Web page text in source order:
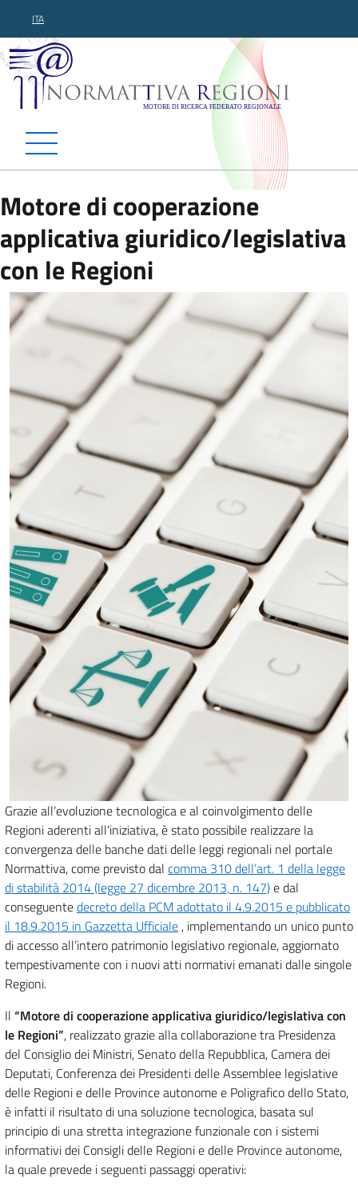
ITA
Normattiva Regioni -
Motore di cooperazione
applicativa giuridico/legislativa
con le Regioni
Grazie all’evoluzione tecnologica e al coinvolgimento delle
Regioni aderenti all’iniziativa, è stato possibile realizzare la
convergenza delle banche dati delle leggi regionali nel portale
Normattiva, come previsto dal comma 310 dell’art. 1 della legge
di stabilità 2014 (legge 27 dicembre 2013, n. 147)e dal
conseguentedecreto della PCM adottato il 4.9.2015 e pubblicato
il 18.9.2015 in Gazzetta Ufficiale , implementando un unico punto
di accesso all’intero patrimonio legislativo regionale, aggiornato
tempestivamente con i nuovi atti normativi emanati dalle singole
Regioni.
Il “Motore di cooperazione applicativa giuridico/legislativa con
le Regioni”, realizzato grazie alla collaborazione tra Presidenza
del Consiglio dei Ministri, Senato della Repubblica, Camera dei
Deputati, Conferenza dei Presidenti delle Assemblee legislative
delle Regioni e delle Province autonome e Poligrafico dello Stato,
è infatti il risultato di una soluzione tecnologica, basata sul
principio di una stretta integrazione funzionale con i sistemi
informativi dei Consigli delle Regioni e delle Province autonome,
la quale prevede i seguenti passaggi operativi: